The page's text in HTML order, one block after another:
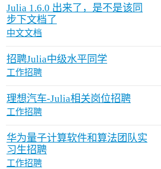
Julia 1.6.0 出来了，是不是该同
步下文档了
中文文档
招聘Julia中级水平同学
工作招聘
理想汽车-Julia相关岗位招聘
工作招聘
华为量子计算软件和算法团队实
习生招聘
工作招聘